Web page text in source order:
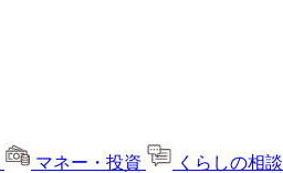
マネー・投資 くらしの相談